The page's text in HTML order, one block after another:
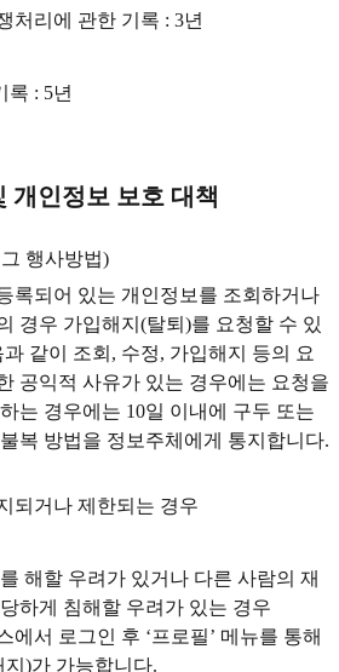
처리에 관한 기록 : 3년
록 : 5년
개인정보 보호 대책
행사방법)
록되어 있는 개인정보를 조회하거나
경우 가입해지(탈퇴)를 요청할 수 있
같이 조회, 수정, 가입해지 등의 요
공익적 사유가 있는 경우에는 요청을
는 경우에는 10일 이내에 구두 또는
복 방법을 정보주체에게 통지합니다.
되거나 제한되는 경우
해할 우려가 있거나 다른 사람의 재
하게 침해할 우려가 있는 경우
서 로그인 후 ‘프로필’ 메뉴를 통해
)가 가능합니다.